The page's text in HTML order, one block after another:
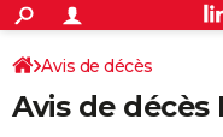
ACTUALITÉS
Politique
Société
Faits Divers
Education
Monde
Villes
+
SPORT
Coupe du monde 2026
Football
Tennis
Cyclisme
Rugby
Forum
Avis de décès
Avis de décès